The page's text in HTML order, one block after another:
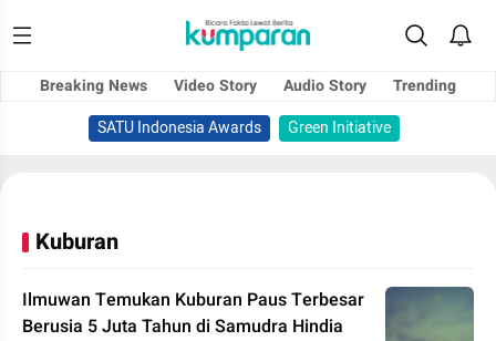
Breaking News Video Story Audio Story
Trending
SATU Indonesia Awards
Green Initiative
Kuburan
Ilmuwan Temukan Kuburan Paus Terbesar
Berusia 5 Juta Tahun di Samudra Hindia